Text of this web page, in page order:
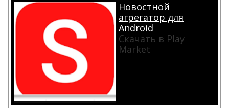
Новостной
агрегатор для
Android
Скачать в Play
Market